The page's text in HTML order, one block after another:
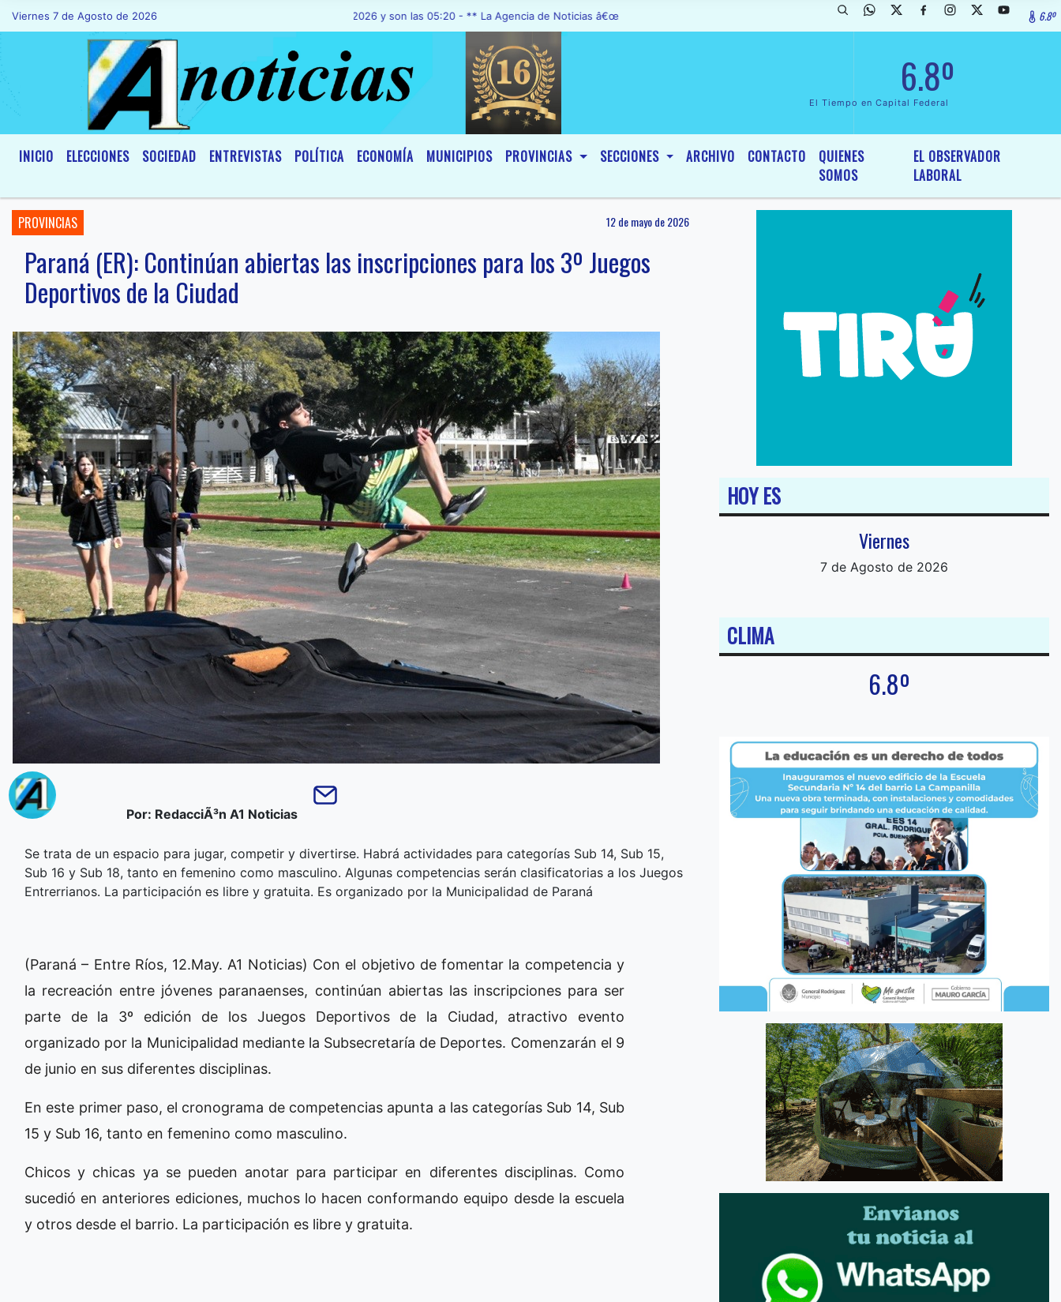
Viernes 7 de Agosto de 2026Hoy es Viernes 7 de Agosto de 2026 y son las 05:20 - ** La Agencia de Noticias â€œA1 Noticiasâ€, fue declarada de InterÃ©s General y Legislativo, por Ordenanza NÂº 6236/19 del6.8º
6.8º
El Tiempo en Capital Federal
INICIO ELECCIONES SOCIEDAD ENTREVISTAS POLÍTICA ECONOMÍA MUNICIPIOS PROVINCIAS SECCIONES ARCHIVO CONTACTO
QUIENES
SOMOS
EL OBSERVADOR
LABORAL
PROVINCIAS 12 de mayo de 2026
Paraná (ER): Continúan abiertas las inscripciones para los 3º Juegos
Deportivos de la Ciudad
Por: RedacciÃ³n A1 Noticias
Se trata de un espacio para jugar, competir y divertirse. Habrá actividades para categorías Sub 14, Sub 15,
Sub 16 y Sub 18, tanto en femenino como masculino. Algunas competencias serán clasificatorias a los Juegos
Entrerrianos. La participación es libre y gratuita. Es organizado por la Municipalidad de Paraná
(Paraná – Entre Ríos, 12.May. A1 Noticias) Con el objetivo de fomentar la competencia y
la recreación entre jóvenes paranaenses, continúan abiertas las inscripciones para ser
parte de la 3º edición de los Juegos Deportivos de la Ciudad, atractivo evento
organizado por la Municipalidad mediante la Subsecretaría de Deportes. Comenzarán el 9
de junio en sus diferentes disciplinas.
En este primer paso, el cronograma de competencias apunta a las categorías Sub 14, Sub
15 y Sub 16, tanto en femenino como masculino.
Chicos y chicas ya se pueden anotar para participar en diferentes disciplinas. Como
sucedió en anteriores ediciones, muchos lo hacen conformando equipo desde la escuela
y otros desde el barrio. La participación es libre y gratuita.
HOY ES
Viernes
7 de Agosto de 2026
CLIMA
6.8º